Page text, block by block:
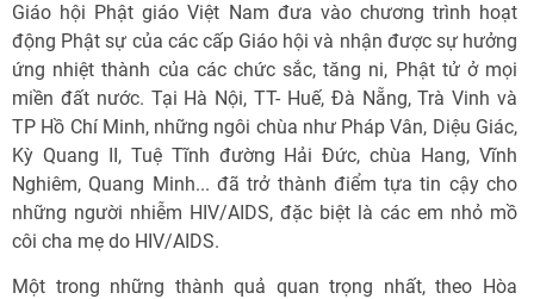
Giáo hội Phật giáo Việt Nam đưa vào chương trình hoạt
động Phật sự của các cấp Giáo hội và nhận được sự hưởng
ứng nhiệt thành của các chức sắc, tăng ni, Phật tử ở mọi
miền đất nước. Tại Hà Nội, TT- Huế, Đà Nẵng, Trà Vinh và
TP Hồ Chí Minh, những ngôi chùa như Pháp Vân, Diệu Giác,
Kỳ Quang II, Tuệ Tĩnh đường Hải Đức, chùa Hang, Vĩnh
Nghiêm, Quang Minh... đã trở thành điểm tựa tin cậy cho
những người nhiễm HIV/AIDS, đặc biệt là các em nhỏ mồ
côi cha mẹ do HIV/AIDS.
Một trong những thành quả quan trọng nhất, theo Hòa